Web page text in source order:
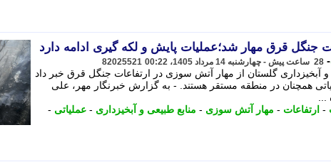
جنگل قرق مهار شد؛عملیات پایش و لکه گیری ادامه دارد
- 28 ساعت پیش - چهارشنبه 14 مرداد 1405، 00:22 82025521
آبخیزداری گلستان از مهار آتش سوزی در ارتفاعات جنگل قرق خبر داد
همچنان در منطقه مستقر هستند. - به گزارش خبرنگار مهر، علی
- ارتفاعات - مهار آتش سوزی - منابع طبیعی و آبخیزداری - عملیاتی -